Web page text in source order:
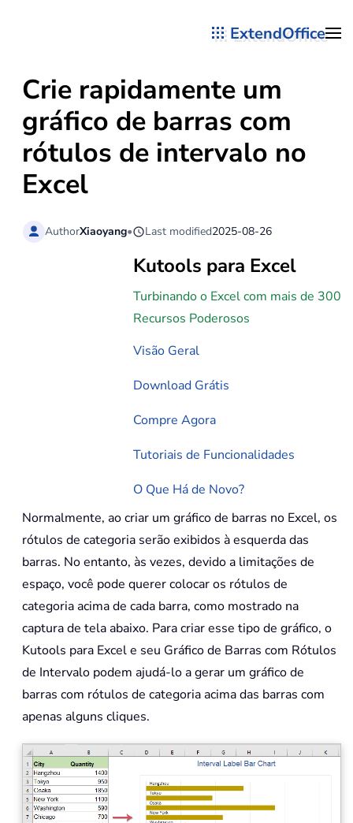
ExtendOffice
Crie rapidamente um
gráfico de barras com
rótulos de intervalo no
Excel
AuthorXiaoyang• Last modified2025-08-26
Kutools para Excel
Turbinando o Excel com mais de 300
Recursos Poderosos
Visão Geral
Download Grátis
Compre Agora
Tutoriais de Funcionalidades
O Que Há de Novo?
Normalmente, ao criar um gráfico de barras no Excel, os
rótulos de categoria serão exibidos à esquerda das
barras. No entanto, às vezes, devido a limitações de
espaço, você pode querer colocar os rótulos de
categoria acima de cada barra, como mostrado na
captura de tela abaixo. Para criar esse tipo de gráfico, o
Kutools para Excel e seu Gráfico de Barras com Rótulos
de Intervalo podem ajudá-lo a gerar um gráfico de
barras com rótulos de categoria acima das barras com
apenas alguns cliques.